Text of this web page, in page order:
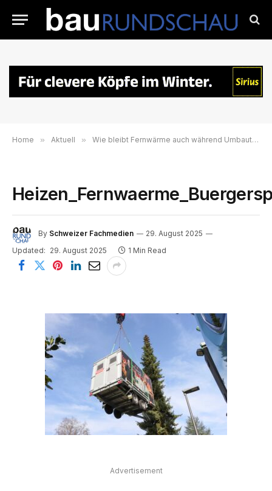
Home » Aktuell » Wie bleibt Fernwärme auch während Umbauten sicher verfügbar?
By Schweizer Fachmedien
29. August 2025
Updated: 29. August 2025 1 Min Read
Advertisement